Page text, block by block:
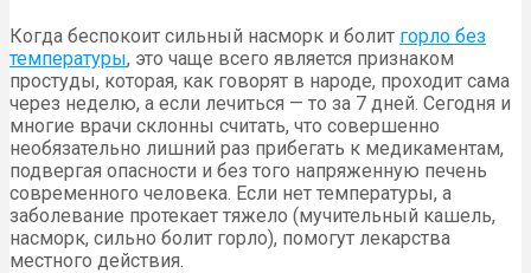
Когда беспокоит сильный насморк и болит горло без
температуры, это чаще всего является признаком
простуды, которая, как говорят в народе, проходит сама
через неделю, а если лечиться — то за 7 дней. Сегодня и
многие врачи склонны считать, что совершенно
необязательно лишний раз прибегать к медикаментам,
подвергая опасности и без того напряженную печень
современного человека. Если нет температуры, а
заболевание протекает тяжело (мучительный кашель,
насморк, сильно болит горло), помогут лекарства
местного действия.